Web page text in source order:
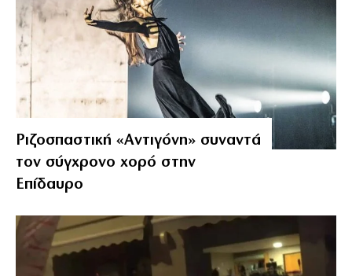
Ριζοσπαστική «Αντιγόνη» συναντά
τον σύγχρονο χορό στην
Επίδαυρο